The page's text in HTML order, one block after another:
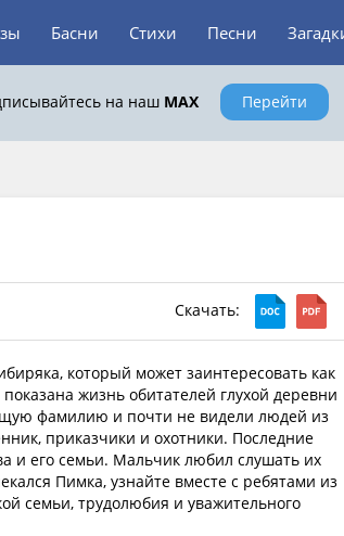
Басни Стихи Песни
на наш MAX Перейти
Скачать:
который может заинтересовать как
жизнь обитателей глухой деревни
фамилию и почти не видели людей из
приказчики и охотники. Последние
и его семьи. Мальчик любил слушать их
Пимка, узнайте вместе с ребятами из
семьи, трудолюбия и уважительного